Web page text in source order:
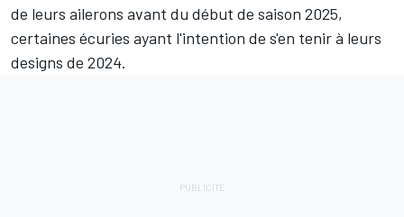
de leurs ailerons avant du début de saison 2025,
certaines écuries ayant l'intention de s'en tenir à leurs
designs de 2024.